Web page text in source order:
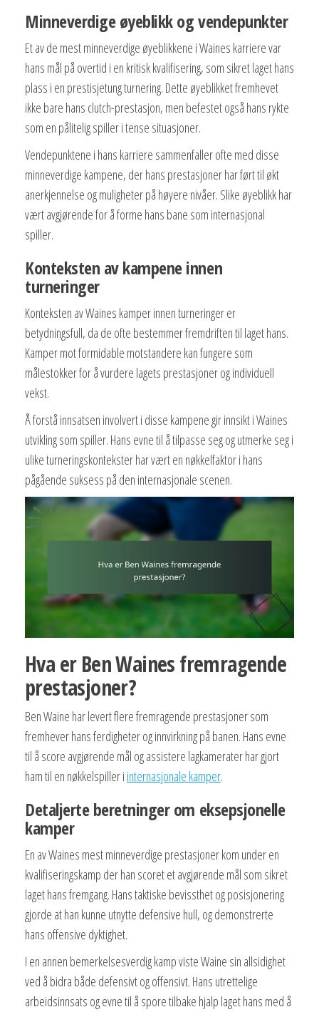
Minneverdige øyeblikk og vendepunkter
Et av de mest minneverdige øyeblikkene i Waines karriere var
hans mål på overtid i en kritisk kvalifisering, som sikret laget hans
plass i en prestisjetung turnering. Dette øyeblikket fremhevet
ikke bare hans clutch-prestasjon, men befestet også hans rykte
som en pålitelig spiller i tense situasjoner.
Vendepunktene i hans karriere sammenfaller ofte med disse
minneverdige kampene, der hans prestasjoner har ført til økt
anerkjennelse og muligheter på høyere nivåer. Slike øyeblikk har
vært avgjørende for å forme hans bane som internasjonal
spiller.
Konteksten av kampene innen
turneringer
Konteksten av Waines kamper innen turneringer er
betydningsfull, da de ofte bestemmer fremdriften til laget hans.
Kamper mot formidable motstandere kan fungere som
målestokker for å vurdere lagets prestasjoner og individuell
vekst.
Å forstå innsatsen involvert i disse kampene gir innsikt i Waines
utvikling som spiller. Hans evne til å tilpasse seg og utmerke seg i
ulike turneringskontekster har vært en nøkkelfaktor i hans
pågående suksess på den internasjonale scenen.
Hva er Ben Waines fremragende
prestasjoner?
Ben Waine har levert flere fremragende prestasjoner som
fremhever hans ferdigheter og innvirkning på banen. Hans evne
til å score avgjørende mål og assistere lagkamerater har gjort
ham til en nøkkelspiller i internasjonale kamper.
Detaljerte beretninger om eksepsjonelle
kamper
En av Waines mest minneverdige prestasjoner kom under en
kvalifiseringskamp der han scoret et avgjørende mål som sikret
laget hans fremgang. Hans taktiske bevissthet og posisjonering
gjorde at han kunne utnytte defensive hull, og demonstrerte
hans offensive dyktighet.
I en annen bemerkelsesverdig kamp viste Waine sin allsidighet
ved å bidra både defensivt og offensivt. Hans utrettelige
arbeidsinnsats og evne til å spore tilbake hjalp laget hans med å